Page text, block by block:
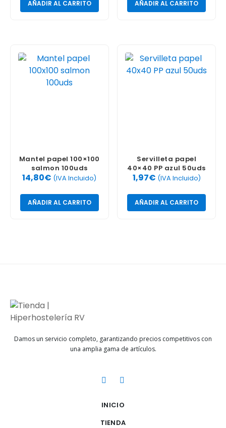
AÑADIR AL CARRITO AÑADIR AL CARRITO
Mantel papel 100×100
salmon 100uds
14,80€ (IVA Incluido)
AÑADIR AL CARRITO
Servilleta papel
40×40 PP azul 50uds
1,97€ (IVA Incluido)
AÑADIR AL CARRITO
Damos un servicio completo, garantizando precios competitivos con
una amplia gama de artículos.
INICIO
TIENDA